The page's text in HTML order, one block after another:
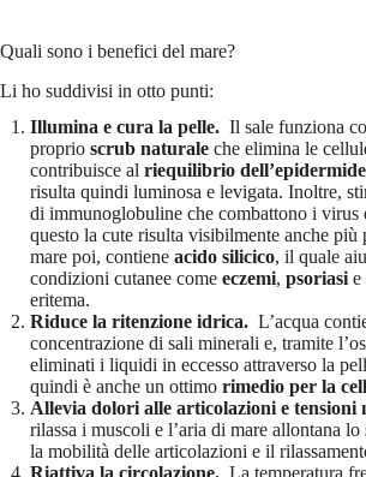
Quali sono i benefici del mare?
Li ho suddivisi in otto punti:
Illumina e cura la pelle. Il sale funziona
proprio scrub naturale che elimina le
contribuisce al riequilibrio dell’epidermide
risulta quindi luminosa e levigata. Inoltre,
di immunoglobuline che combattono i virus
questo la cute risulta visibilmente anche più
mare poi, contiene acido silicico, il quale
condizioni cutanee come eczemi, psoriasie
eritema.
Riduce la ritenzione idrica. L’acqua
concentrazione di sali minerali e, tramite
eliminati i liquidi in eccesso attraverso la
quindi è anche un ottimo rimedio per la
Allevia dolori alle articolazioni e tensioni
rilassa i muscoli e l’aria di mare allontana
la mobilità delle articolazioni e il